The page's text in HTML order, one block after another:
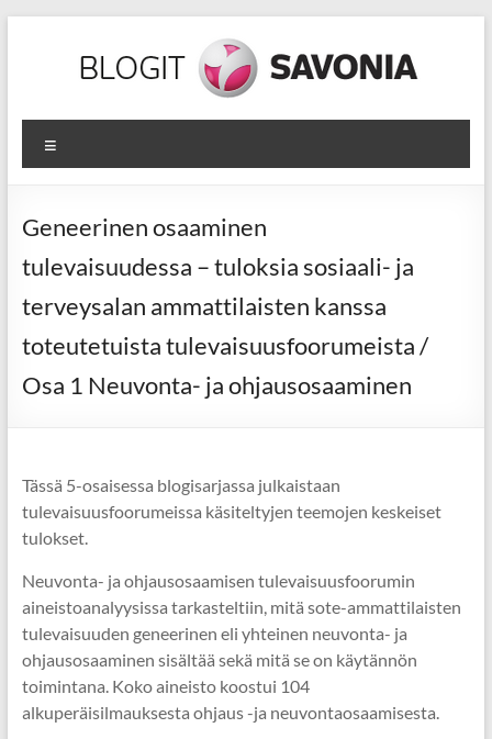
SOTETIE
Sote-
ammattilaisen
oppimisen
tiekartta
Geneerinen osaaminen
tulevaisuudessa – tuloksia sosiaali- ja
terveysalan ammattilaisten kanssa
toteutetuista tulevaisuusfoorumeista /
Osa 1 Neuvonta- ja ohjausosaaminen
Tässä 5-osaisessa blogisarjassa julkaistaan
tulevaisuusfoorumeissa käsiteltyjen teemojen keskeiset
tulokset.
Neuvonta- ja ohjausosaamisen tulevaisuusfoorumin
aineistoanalyysissa tarkasteltiin, mitä sote-ammattilaisten
tulevaisuuden geneerinen eli yhteinen neuvonta- ja
ohjausosaaminen sisältää sekä mitä se on käytännön
toimintana. Koko aineisto koostui 104
alkuperäisilmauksesta ohjaus -ja neuvontaosaamisesta.